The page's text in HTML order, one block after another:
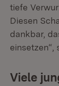
tiefe
Diesen
dankbar,
einsetzen“,
Viele